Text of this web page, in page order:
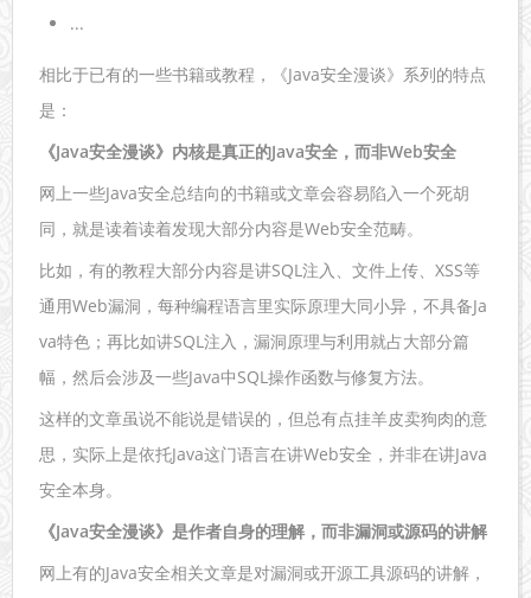
...
相比于已有的一些书籍或教程，《Java安全漫谈》系列的特点
是：
《Java安全漫谈》内核是真正的Java安全，而非Web安全
网上一些Java安全总结向的书籍或文章会容易陷入一个死胡
同，就是读着读着发现大部分内容是Web安全范畴。
比如，有的教程大部分内容是讲SQL注入、文件上传、XSS等
通用Web漏洞，每种编程语言里实际原理大同小异，不具备Ja
va特色；再比如讲SQL注入，漏洞原理与利用就占大部分篇
幅，然后会涉及一些Java中SQL操作函数与修复方法。
这样的文章虽说不能说是错误的，但总有点挂羊皮卖狗肉的意
思，实际上是依托Java这门语言在讲Web安全，并非在讲Java
安全本身。
《Java安全漫谈》是作者自身的理解，而非漏洞或源码的讲解
网上有的Java安全相关文章是对漏洞或开源工具源码的讲解，